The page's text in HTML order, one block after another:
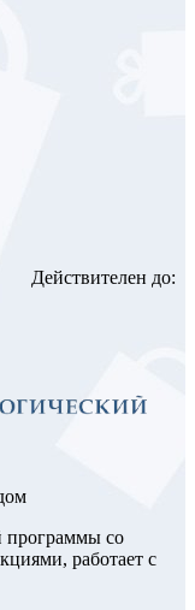
Действителен до:
программы со
работает с